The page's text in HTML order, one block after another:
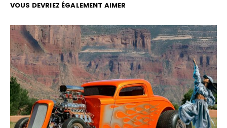
VOUS DEVRIEZ ÉGALEMENT AIMER